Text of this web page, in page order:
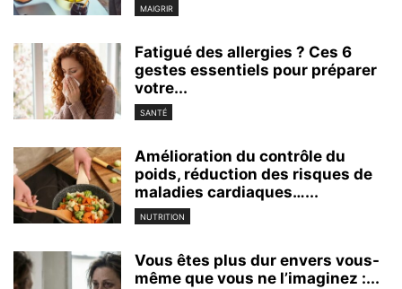
MAIGRIR
Fatigué des allergies ? Ces 6
gestes essentiels pour préparer
votre...
SANTÉ
Amélioration du contrôle du
poids, réduction des risques de
maladies cardiaques…...
NUTRITION
Vous êtes plus dur envers vous-
même que vous ne l’imaginez :...